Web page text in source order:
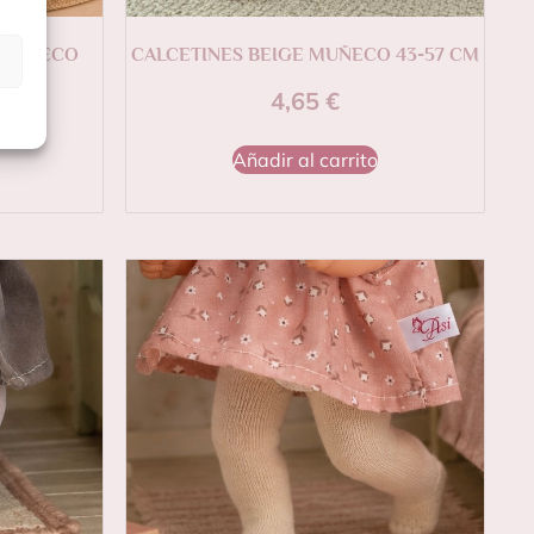
CALCETINES BEIGE MUÑECO 43-57 CM
4,65 €
Añadir al carrito